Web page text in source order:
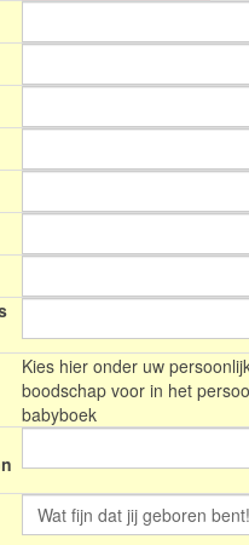
Kies hier onder uw
boodschap voor in het
babyboek